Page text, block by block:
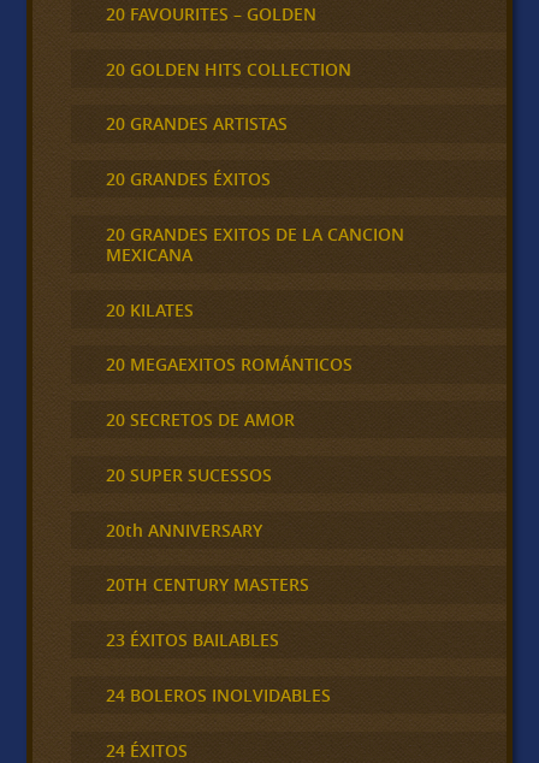
20 FAVOURITES – GOLDEN
20 GOLDEN HITS COLLECTION
20 GRANDES ARTISTAS
20 GRANDES ÉXITOS
20 GRANDES EXITOS DE LA CANCION
MEXICANA
20 KILATES
20 MEGAEXITOS ROMÁNTICOS
20 SECRETOS DE AMOR
20 SUPER SUCESSOS
20th ANNIVERSARY
20TH CENTURY MASTERS
23 ÉXITOS BAILABLES
24 BOLEROS INOLVIDABLES
24 ÉXITOS